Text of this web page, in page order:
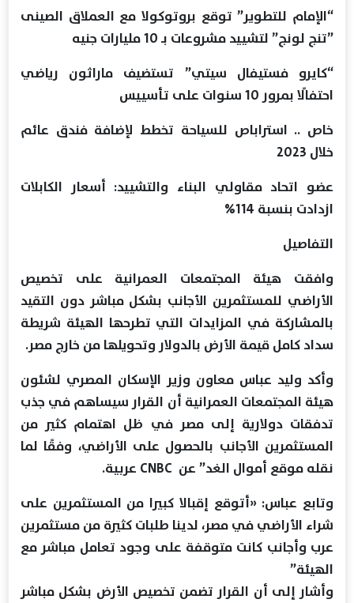
“الإمام للتطوير” توقع بروتوكولا مع العملاق الصينى
”تنج لونج” لتشييد مشروعات بـ 10 مليارات جنيه
“كايرو فستيفال سيتي” تستضيف ماراثون رياضي
احتفالًا بمرور 10 سنوات على تأسييس
خاص .. استراباص للسياحة تخطط لإضافة فندق عائم
خلال 2023
عضو اتحاد مقاولي البناء والتشييد: أسعار الكابلات
ازدادت بنسبة 114%
التفاصيل
وافقت هيئة المجتمعات العمرانية على تخصيص
الأراضي للمستثمرين الأجانب بشكل مباشر دون التقيد
بالمشاركة في المزايدات التي تطرحها الهيئة شريطة
سداد كامل قيمة الأرض بالدولار وتحويلها من خارج مصر.
وأكد وليد عباس معاون وزير الإسكان المصري لشئون
هيئة المجتمعات العمرانية أن القرار سيساهم في جذب
تدفقات دولارية إلى مصر في ظل اهتمام كثير من
المستثمرين الأجانب بالحصول على الأراضي، وفقًا لما
نقله موقع أموال الغد” عن CNBC عربية.
وتابع عباس: «أتوقع إقبالا كبيرا من المستثمرين على
شراء الأراضي في مصر، لدينا طلبات كثيرة من مستثمرين
عرب وأجانب كانت متوقفة على وجود تعامل مباشر مع
الهيئة”
وأشار إلى أن القرار تضمن تخصيص الأرض بشكل مباشر